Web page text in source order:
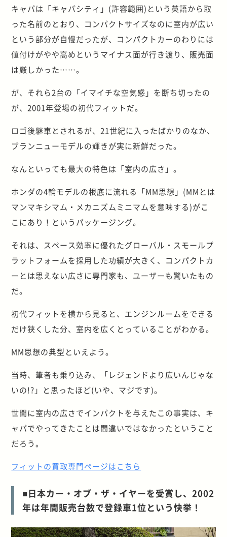
キャパは「キャパシティ」(許容範囲)という英語から取
った名前のとおり、コンパクトサイズなのに室内が広い
という部分が自慢だったが、コンパクトカーのわりには
値付けがやや高めというマイナス面が行き渡り、販売面
は厳しかった……。
が、それら2台の「イマイチな空気感」を断ち切ったの
が、2001年登場の初代フィットだ。
ロゴ後継車とされるが、21世紀に入ったばかりのなか、
ブランニューモデルの輝きが実に新鮮だった。
なんといっても最大の特色は「室内の広さ」。
ホンダの4輪モデルの根底に流れる「MM思想」(MMとは
マンマキシマム・メカニズムミニマムを意味する)がこ
こにあり！というパッケージング。
それは、スペース効率に優れたグローバル・スモールプ
ラットフォームを採用した功績が大きく、コンパクトカ
ーとは思えない広さに専門家も、ユーザーも驚いたもの
だ。
初代フィットを横から見ると、エンジンルームをできる
だけ狭くした分、室内を広くとっていることがわかる。
MM思想の典型といえよう。
当時、筆者も乗り込み、「レジェンドより広いんじゃな
いの!?」と思ったほど(いや、マジです)。
世間に室内の広さでインパクトを与えたこの事実は、キ
ャパでやってきたことは間違いではなかったということ
だろう。
フィットの買取専門ページはこちら
■日本カー・オブ・ザ・イヤーを受賞し、2002
年は年間販売台数で登録車1位という快挙！